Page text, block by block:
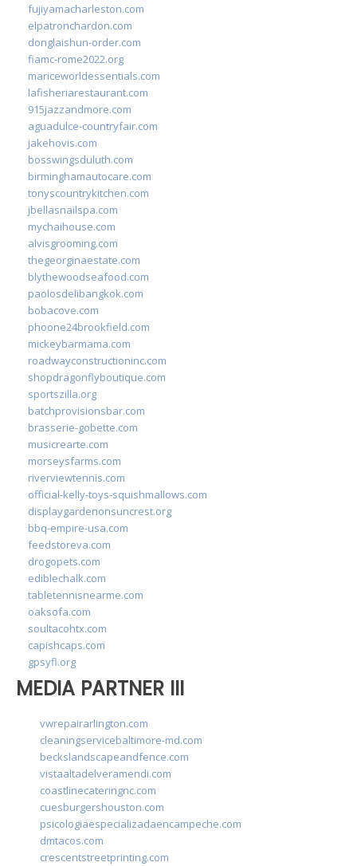
fujiyamacharleston.com
elpatronchardon.com
donglaishun-order.com
fiamc-rome2022.org
mariceworldessentials.com
lafisheriarestaurant.com
915jazzandmore.com
aguadulce-countryfair.com
jakehovis.com
bosswingsduluth.com
birminghamautocare.com
tonyscountrykitchen.com
jbellasnailspa.com
mychaihouse.com
alvisgrooming.com
thegeorginaestate.com
blythewoodseafood.com
paolosdelibangkok.com
bobacove.com
phoone24brookfield.com
mickeybarmama.com
roadwayconstructioninc.com
shopdragonflyboutique.com
sportszilla.org
batchprovisionsbar.com
brasserie-gobette.com
musicrearte.com
morseysfarms.com
riverviewtennis.com
official-kelly-toys-squishmallows.com
displaygardenonsuncrest.org
bbq-empire-usa.com
feedstoreva.com
drogopets.com
ediblechalk.com
tabletennisnearme.com
oaksofa.com
soultacohtx.com
capishcaps.com
gpsyfl.org
MEDIA PARTNER III
vwrepairarlington.com
cleaningservicebaltimore-md.com
beckslandscapeandfence.com
vistaaltadelveramendi.com
coastlinecateringnc.com
cuesburgershouston.com
psicologiaespecializadaencampeche.com
dmtacos.com
crescentstreetprinting.com